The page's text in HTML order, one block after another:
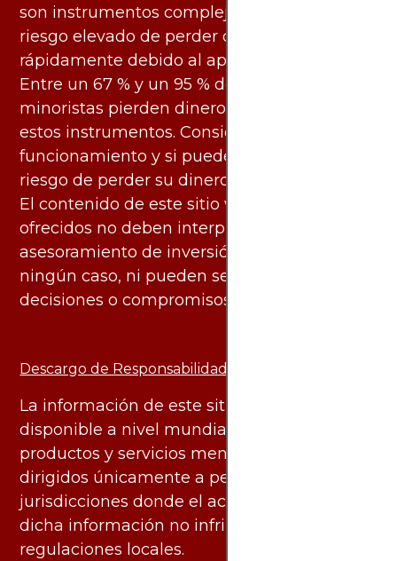
son instrumentos complejos y conllevan un
riesgo elevado de perder dinero
rápidamente debido al apalancamiento.
Entre un 67 % y un 95 % de los inversores
minoristas pierden dinero al negociar con
estos instrumentos. Considere si entiende su
funcionamiento y si puede asumir el alto
riesgo de perder su dinero.
El contenido de este sitio web y los servicios
ofrecidos no deben interpretarse como
asesoramiento de inversión ni financiero en
ningún caso, ni pueden servir de base para
decisiones o compromisos de ningún tipo.
Descargo de Responsabilidad:
La información de este sitio web está
disponible a nivel mundial. Sin embargo, los
productos y servicios mencionados están
dirigidos únicamente a personas en
jurisdicciones donde el acceso y uso de
dicha información no infringe leyes o
regulaciones locales.